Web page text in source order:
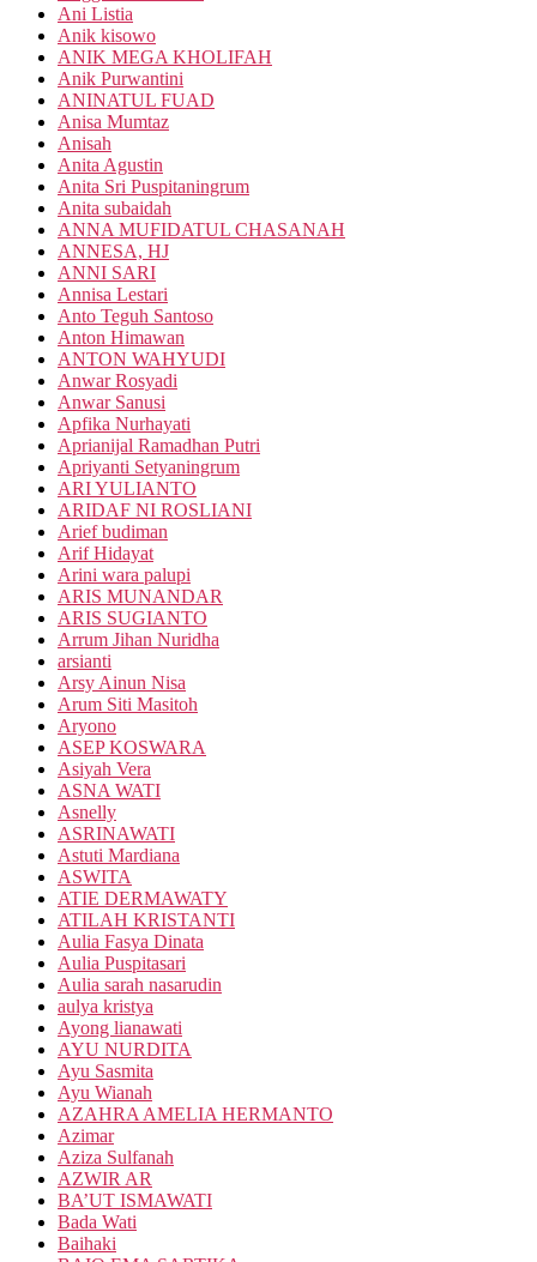
Ani Listia
Anik kisowo
ANIK MEGA KHOLIFAH
Anik Purwantini
ANINATUL FUAD
Anisa Mumtaz
Anisah
Anita Agustin
Anita Sri Puspitaningrum
Anita subaidah
ANNA MUFIDATUL CHASANAH
ANNESA, HJ
ANNI SARI
Annisa Lestari
Anto Teguh Santoso
Anton Himawan
ANTON WAHYUDI
Anwar Rosyadi
Anwar Sanusi
Apfika Nurhayati
Aprianijal Ramadhan Putri
Apriyanti Setyaningrum
ARI YULIANTO
ARIDAF NI ROSLIANI
Arief budiman
Arif Hidayat
Arini wara palupi
ARIS MUNANDAR
ARIS SUGIANTO
Arrum Jihan Nuridha
arsianti
Arsy Ainun Nisa
Arum Siti Masitoh
Aryono
ASEP KOSWARA
Asiyah Vera
ASNA WATI
Asnelly
ASRINAWATI
Astuti Mardiana
ASWITA
ATIE DERMAWATY
ATILAH KRISTANTI
Aulia Fasya Dinata
Aulia Puspitasari
Aulia sarah nasarudin
aulya kristya
Ayong lianawati
AYU NURDITA
Ayu Sasmita
Ayu Wianah
AZAHRA AMELIA HERMANTO
Azimar
Aziza Sulfanah
AZWIR AR
BA’UT ISMAWATI
Bada Wati
Baihaki